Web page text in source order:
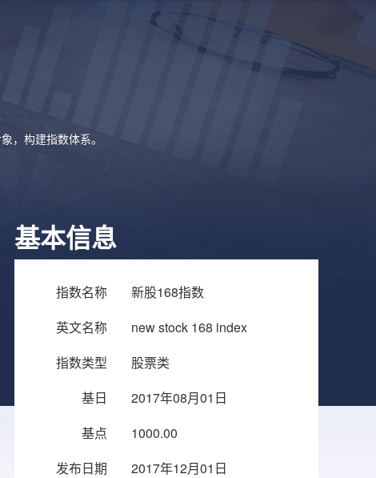
，构建指数体系。
基本信息
指数名称
新股168指数
英文名称
new stock 168 index
指数类型
股票类
基日
2017年08月01日
基点
1000.00
发布日期
2017年12月01日